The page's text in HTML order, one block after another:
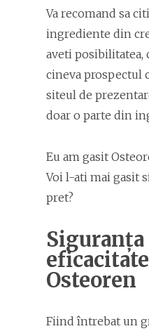
Va recomand sa
ingrediente din
aveti posibilitatea,
cineva prospectul
siteul de
doar o parte din
Eu am gasit
Voi l-ati mai gasit
pret?
Siguranța
Osteoren
Fiind întrebat un